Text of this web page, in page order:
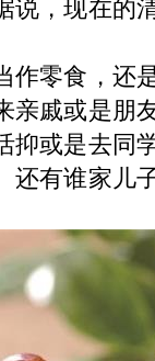
说，现在的
零食，还
亲戚或是朋
抑或是去同
还有谁家儿